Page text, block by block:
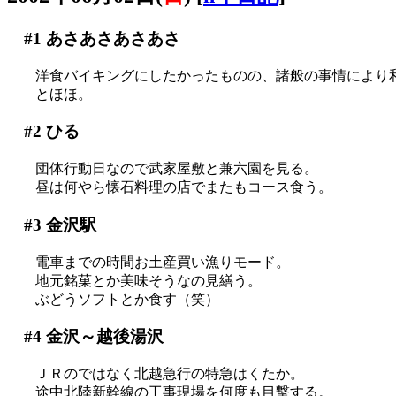
#1 あさあさあさあさ
洋食バイキングにしたかったものの、諸般の事情により
とほほ。
#2 ひる
団体行動日なので武家屋敷と兼六園を見る。
昼は何やら懐石料理の店でまたもコース食う。
#3 金沢駅
電車までの時間お土産買い漁りモード。
地元銘菓とか美味そうなの見繕う。
ぶどうソフトとか食す（笑）
#4金沢～越後湯沢
ＪＲのではなく北越急行の特急はくたか。
途中北陸新幹線の工事現場を何度も目撃する。